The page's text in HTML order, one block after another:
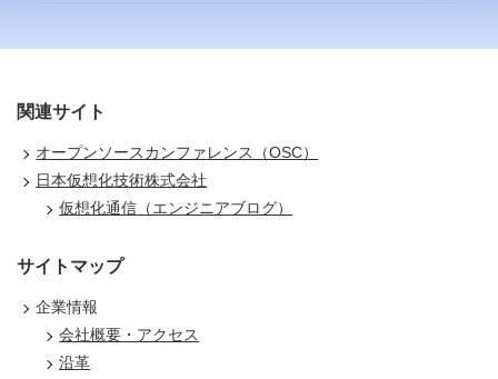
関連サイト
オープンソースカンファレンス（OSC）
日本仮想化技術株式会社
仮想化通信（エンジニアブログ）
サイトマップ
企業情報
会社概要・アクセス
沿革